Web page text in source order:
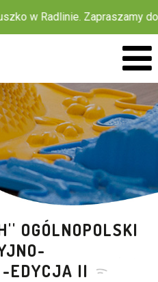
Zapraszamy do
OGÓLNOPOLSKI
EDYCJA II